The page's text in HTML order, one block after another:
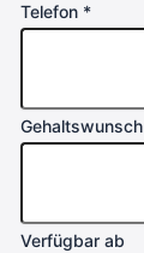
Telefon *
Gehaltswunsch
Verfügbar ab